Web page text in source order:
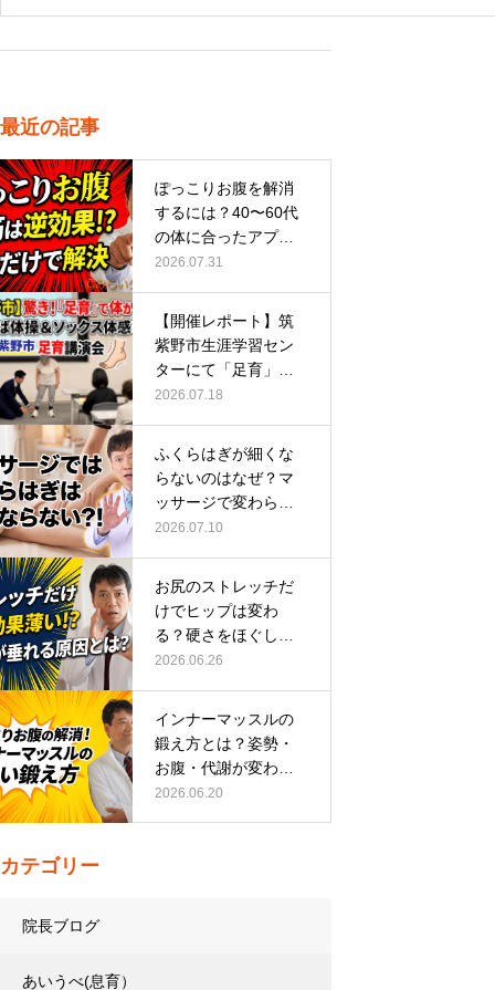
最近の記事
ぽっこりお腹を解消
するには？40〜60代
の体に合ったアプロ
ーチ
2026.07.31
【開催レポート】筑
紫野市生涯学習セン
ターにて「足育」講
演会に登壇し…
2026.07.18
ふくらはぎが細くな
らないのはなぜ？マ
ッサージで変わらな
い根本原因
2026.07.10
お尻のストレッチだ
けでヒップは変わ
る？硬さをほぐして
整える正しい方…
2026.06.26
インナーマッスルの
鍛え方とは？姿勢・
お腹・代謝が変わる
トレーニング…
2026.06.20
カテゴリー
院長ブログ
あいうべ(息育）